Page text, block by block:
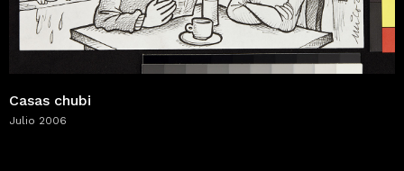
Casas chubi
Julio 2006